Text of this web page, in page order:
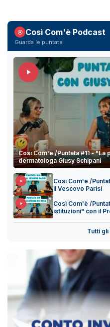
Così Com'è Podcast
Guarda le puntate
Così Com'è /Puntata #11 - "La
dermatologa Giusy Schipani
Così Com'è /
il Vescovo Parisi
Così Com'è /
istituzioni" con il
Tutti gli